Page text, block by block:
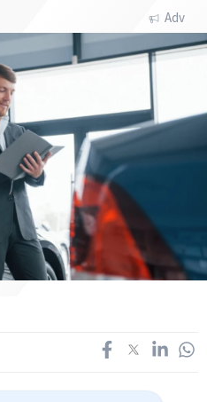
Adv